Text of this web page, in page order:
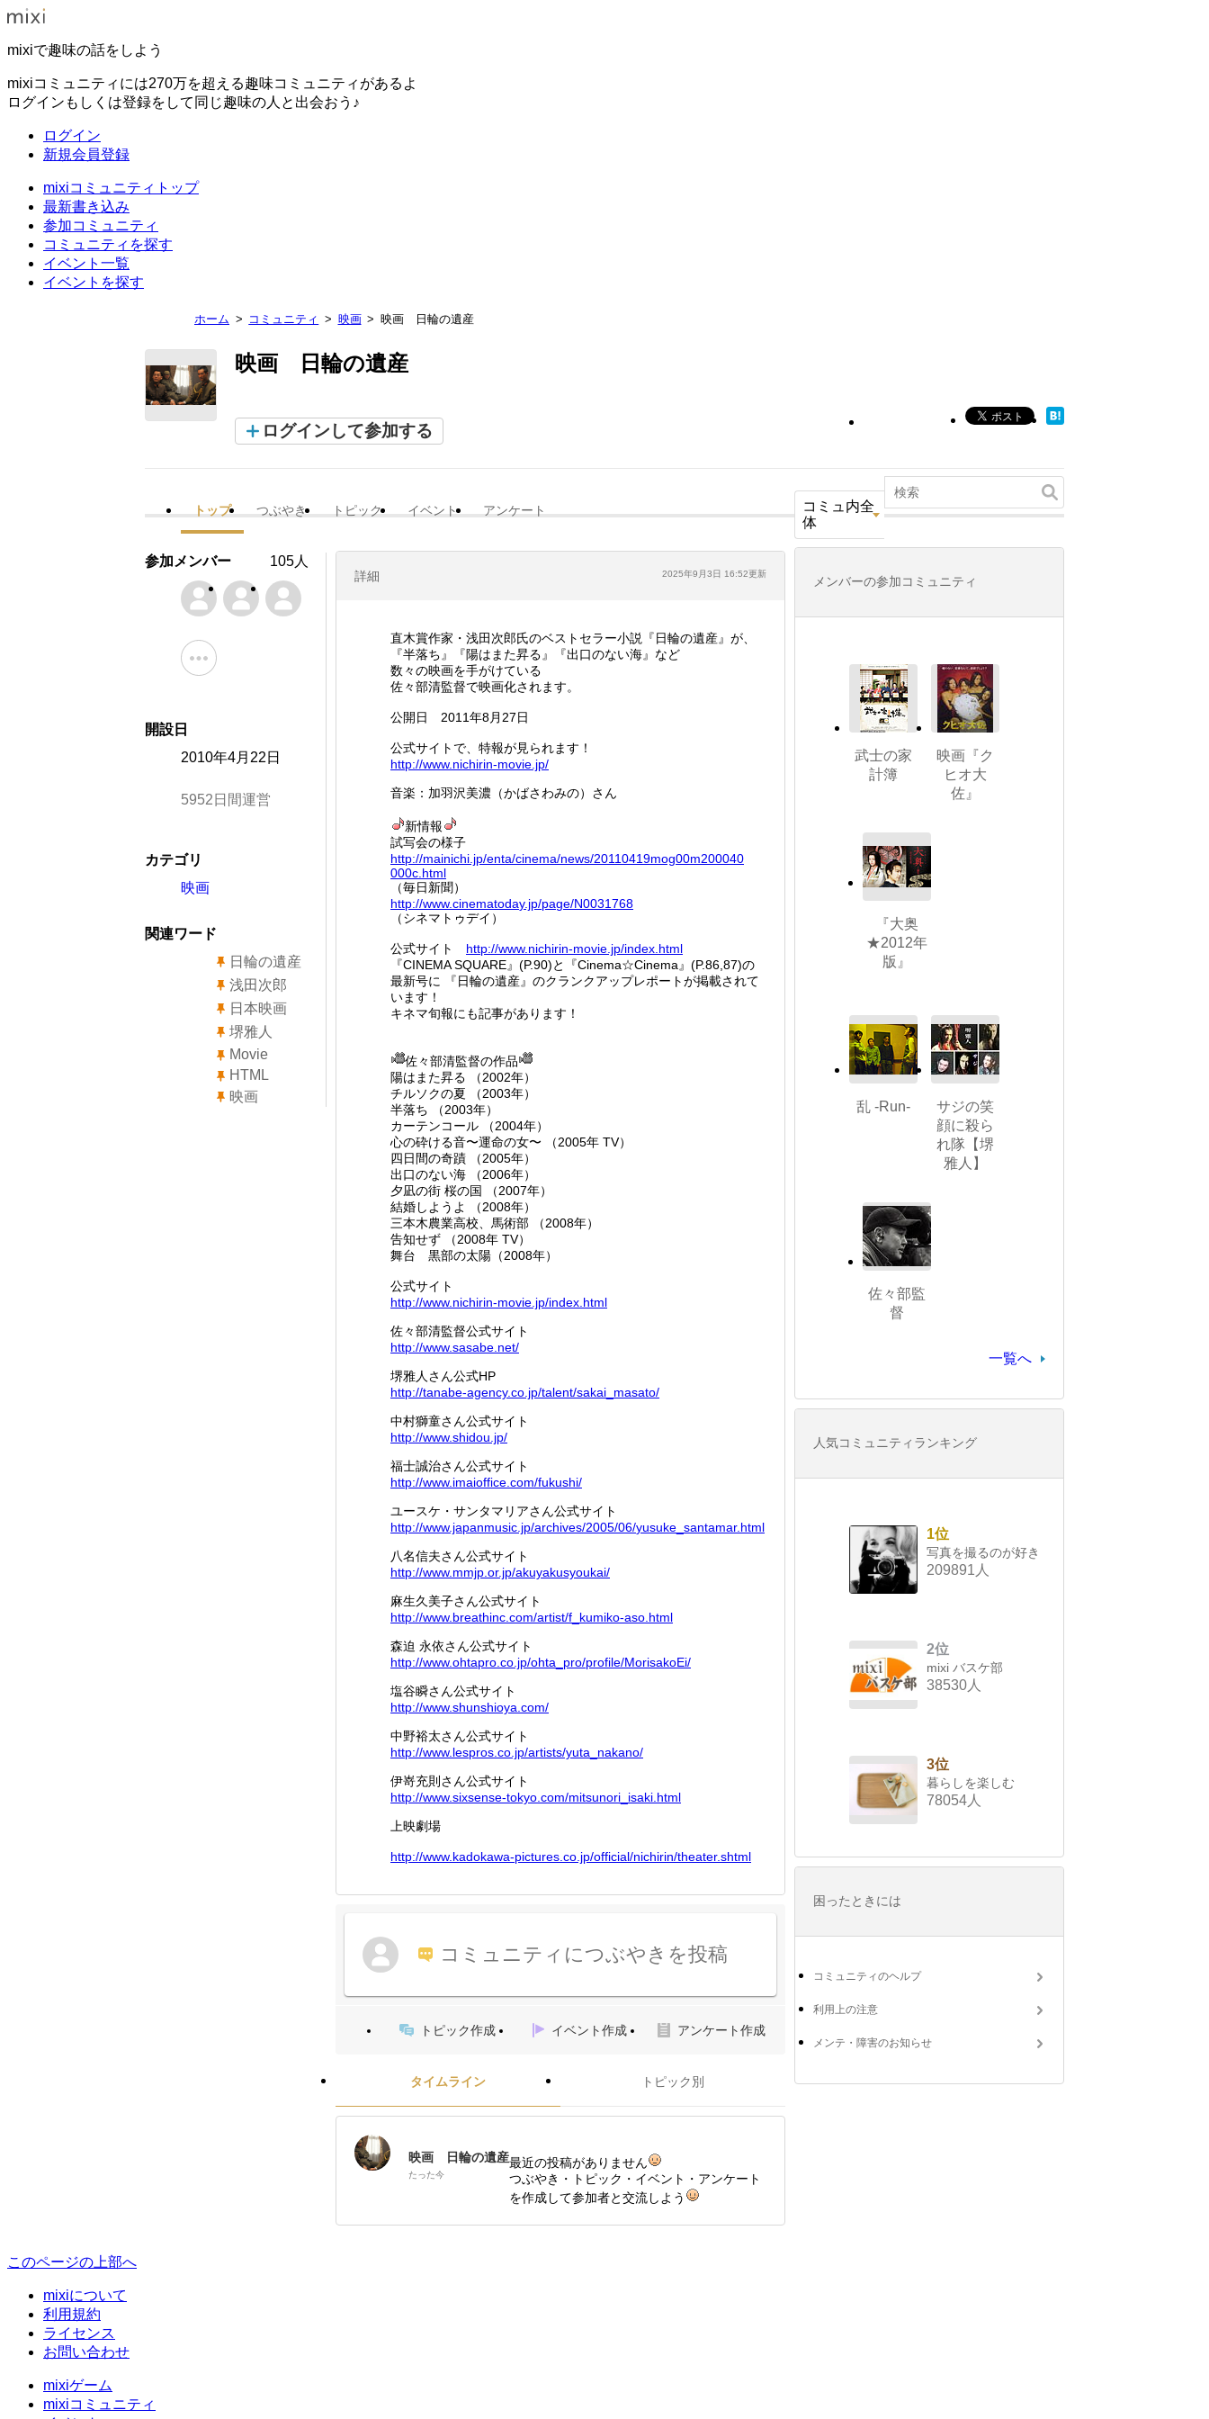
mixiで趣味の話をしよう
mixiコミュニティには270万を超える趣味コミュニティがあるよ
ログインもしくは登録をして同じ趣味の人と出会おう♪
ログイン
新規会員登録
mixiコミュニティトップ
最新書き込み
参加コミュニティ
コミュニティを探す
イベント一覧
イベントを探す
ホーム コミュニティ 映画 映画 日輪の遺産
映画 日輪の遺産
ログインして参加する
トップ つぶやき トピック イベント アンケート
コミュ内全
体
詳細 2025年9月3日 16:52更新
直木賞作家・浅田次郎氏のベストセラー小説『日輪の遺産』が、
『半落ち』『陽はまた昇る』『出口のない海』など
数々の映画を手がけている
佐々部清監督で映画化されます。
公開日 2011年8月27日
公式サイトで、特報が見られます！
http://www.nichirin-movie.jp/
音楽：加羽沢美濃（かばさわみの）さん
新情報
試写会の様子
http://mainichi.jp/enta/cinema/news/20110419mog00m200040
000c.html
（毎日新聞）
http://www.cinematoday.jp/page/N0031768
（シネマトゥデイ）
公式サイト http://www.nichirin-movie.jp/index. html
『CINEMA SQUARE』(P.90)と『Cinema☆Cinema』(P.86,87)の
最新号に 『日輪の遺産』のクランクアップレポートが掲載されて
います！
キネマ旬報にも記事があります！
佐々部清監督の作品
陽はまた昇る （2002年）
チルソクの夏 （2003年）
半落ち （2003年）
カーテンコール （2004年）
心の砕ける音〜運命の女〜 （2005年 TV）
四日間の奇蹟 （2005年）
出口のない海 （2006年）
夕凪の街 桜の国 （2007年）
結婚しようよ （2008年）
三本木農業高校、馬術部 （2008年）
告知せず （2008年 TV）
舞台 黒部の太陽（2008年）
公式サイト
http://www.nichirin-movie.jp/index. html
佐々部清監督公式サイト
http://www.sasabe.net/
堺雅人さん公式HP
http://tanabe-agency.co.jp/talent/sakai_masato/
中村獅童さん公式サイト
http://www.shidou.jp/
福士誠治さん公式サイト
http://www.imaioffice .com/fukushi/
ユースケ・サンタマリアさん公式サイト
http://www.japanmusic .jp/archives/2005/06/yusuke_ santamar.html
八名信夫さん公式サイト
http://www.mmjp.or.jp/akuyakusyoukai/
麻生久美子さん公式サイト
http://www.breathinc. com/artist/f_kumiko-aso.html
森迫 永依さん公式サイト
http://www.ohtapro.co .jp/ohta_pro/profile/MorisakoEi/
塩谷瞬さん公式サイト
http://www.shunshioya .com/
中野裕太さん公式サイト
http://www.lespros.co .jp/artists/yuta_nakano/
伊嵜充則さん公式サイト
http://www.sixsense-tokyo.com/mitsunori_isaki.html
上映劇場
http://www.kadokawa-pictures .co.jp/official/nichirin/theater.shtml
コミュニティにつぶやきを投稿
トピック作成 イベント作成 アンケート作成
タイムライン トピック別
映画 日輪の遺産
たった今
最近の投稿がありません
つぶやき・トピック・イベント・アンケート
を作成して参加者と交流しよう
参加メンバー 105人
開設日
2010年4月22日
5952日間運営
カテゴリ
映画
関連ワード
日輪の遺産
浅田次郎
日本映画
堺雅人
Movie
HTML
映画
メンバーの参加コミュニティ
武士の家
計簿
映画『ク
ヒオ大
佐』
『大奥
★2012年
版』
乱 -Run-
サジの笑
顔に殺ら
れ隊【堺
雅人】
佐々部監
督
一覧へ
人気コミュニティランキング
1位
写真を撮るのが好き
209891人
2位
mixi バスケ部
38530人
3位
暮らしを楽しむ
78054人
困ったときには
コミュニティのヘルプ
利用上の注意
メンテ・障害のお知らせ
このページの上部へ
mixiについて
利用規約
ライセンス
お問い合わせ
mixiゲーム
mixiコミュニティ